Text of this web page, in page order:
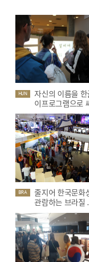
HUN
자신의 이름을
이프로그램으로
BRA
줄지어 한국문화
관람하는 브라질